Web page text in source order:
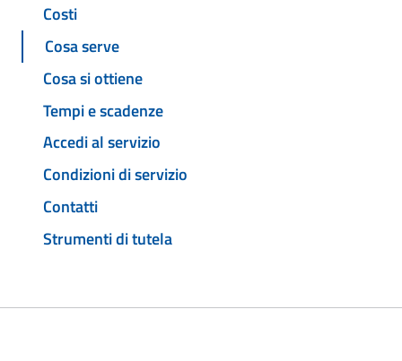
Costi
Cosa serve
Cosa si ottiene
Tempi e scadenze
Accedi al servizio
Condizioni di servizio
Contatti
Strumenti di tutela